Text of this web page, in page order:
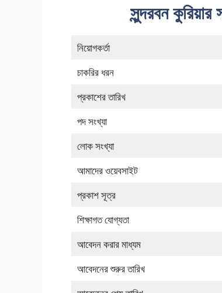
সুন্দরবন কুরিয়ার
নিয়োগকর্তা
চাকরির ধরন
প্রকাশের তারিখ
পদ সংখ্যা
লোক সংখ্যা
আমাদের ওয়েবসাইট
প্রকাশ সূত্র
শিক্ষাগত যোগ্যতা
আবেদন করার মাধ্যম
আবেদনের শুরুর তারিখ